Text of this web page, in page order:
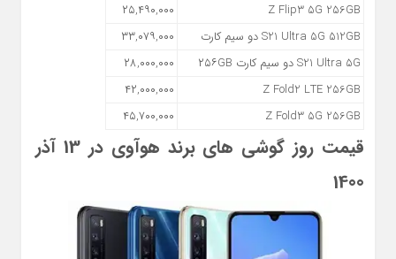
Z Flip3 5G 256GB
۲۵,۴۹۰,۰۰۰
S21 Ultra 5G 512GB دو سیم کارت
۳۳,۰۷۹,۰۰۰
S21 Ultra 5G دو سیم کارت ۲۵۶GB
۲۸,۰۰۰,۰۰۰
Z Fold2 LTE 256GB
۴۲,۰۰۰,۰۰۰
Z Fold3 5G 256GB
۴۵,۷۰۰,۰۰۰
قیمت روز گوشی های برند هوآوی در 13 آذر
1400